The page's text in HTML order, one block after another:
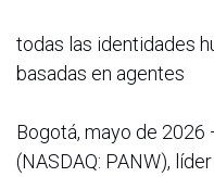
todas las identidades
basadas en agentes
Bogotá, mayo de
(NASDAQ: PANW),